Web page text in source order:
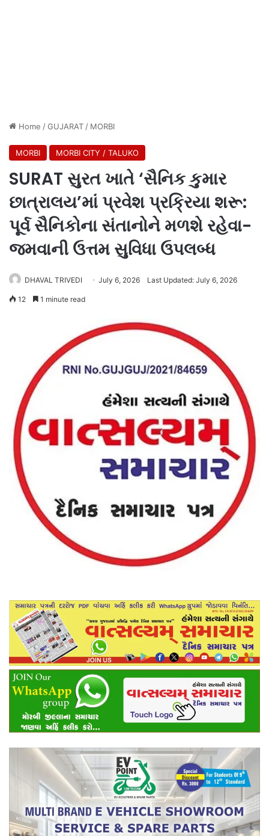
Home /GUJARAT / MORBI
MORBI MORBI CITY / TALUKO
SURAT સુરત ખાતે ‘સૈનિક કુમાર
છાત્રાલય’માં પ્રવેશ પ્રક્રિયા શરૂ:
પૂર્વ સૈનિકોના સંતાનોને મળશે રહેવા-
જમવાની ઉત્તમ સુવિધા ઉપલબ્ધ
DHAVAL TRIVEDI July 6, 2026 Last Updated: July 6, 2026
12 1 minute read